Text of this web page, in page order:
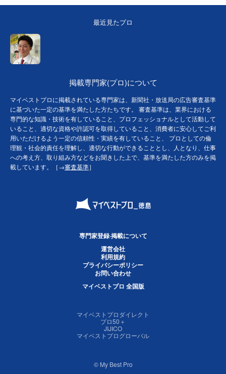
最近見たプロ
掲載専門家(プロ)について
マイベストプロに掲載されている専門家は、新聞社・放送局の広告審査基準
に基づいた一定の基準を満たした方たちです。 審査基準は、業界における
専門的な知識・技術を有していること、プロフェッショナルとして活動して
いること、適切な資格や許認可を取得していること、消費者に安心してご利
用いただけるよう一定の信頼性・実績を有していること、 プロとしての倫
理観・社会的責任を理解し、適切な行動ができることとし、人となり、仕事
への考え方、取り組み方などをお聞きした上で、基準を満たした方のみを掲
載しています。［→審査基準］
専門家登録·掲載について
運営会社
利用規約
プライバシーポリシー
お問い合わせ
マイベストプロ 全国版
マイベストプロダイレクト
プロ50＋
JIJICO
マイベストプログローバル
© My Best Pro